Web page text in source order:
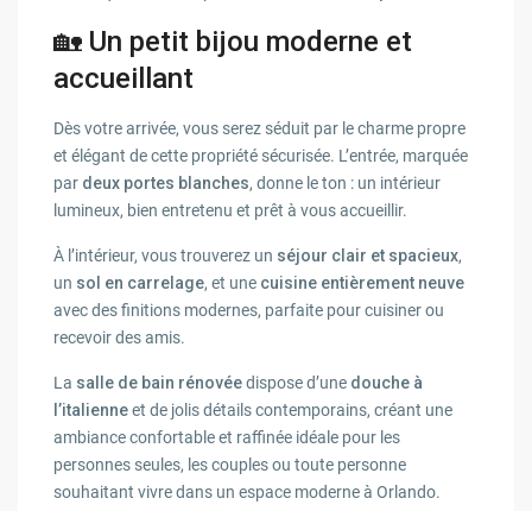
🏡 Un petit bijou moderne et
accueillant
Dès votre arrivée, vous serez séduit par le charme propre
et élégant de cette propriété sécurisée. L’entrée, marquée
par deux portes blanches, donne le ton : un intérieur
lumineux, bien entretenu et prêt à vous accueillir.
À l’intérieur, vous trouverez un séjour clair et spacieux,
un sol en carrelage, et une cuisine entièrement neuve
avec des finitions modernes, parfaite pour cuisiner ou
recevoir des amis.
La salle de bain rénovéedispose d’une douche à
l’italienneet de jolis détails contemporains, créant une
ambiance confortable et raffinée idéale pour les
personnes seules, les couples ou toute personne
souhaitant vivre dans un espace moderne à Orlando.